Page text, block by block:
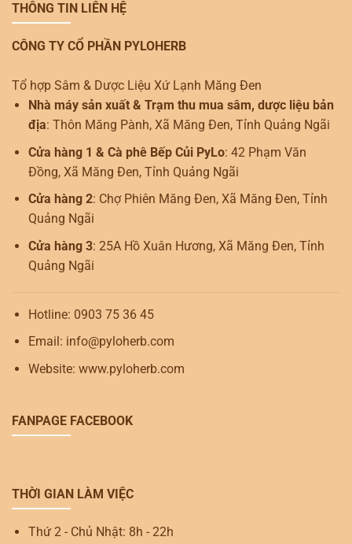
THÔNG TIN LIÊN HỆ
CÔNG TY CỔ PHẦN PYLOHERB
Tổ hợp Sâm & Dược Liệu Xứ Lạnh Măng Đen
Nhà máy sản xuất & Trạm thu mua sâm, dược liệu bản
địa: Thôn Măng Pành, Xã Măng Đen, Tỉnh Quảng Ngãi
Cửa hàng 1 & Cà phê Bếp Củi PyLo: 42 Phạm Văn
Đồng, Xã Măng Đen, Tỉnh Quảng Ngãi
Cửa hàng 2: Chợ Phiên Măng Đen, Xã Măng Đen, Tỉnh
Quảng Ngãi
Cửa hàng 3: 25A Hồ Xuân Hương, Xã Măng Đen, Tỉnh
Quảng Ngãi
Hotline: 0903 75 36 45
Email: info@pyloherb.com
Website: www.pyloherb.com
FANPAGE FACEBOOK
THỜI GIAN LÀM VIỆC
Thứ 2 - Chủ Nhật: 8h - 22h